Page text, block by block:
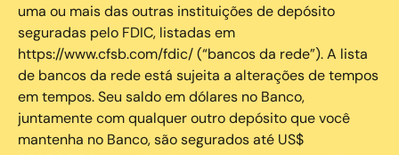
uma ou mais das outras instituições de depósito
seguradas pelo FDIC, listadas em
https://www.cfsb.com/fdic/ (“bancos da rede”). A lista
de bancos da rede está sujeita a alterações de tempos
em tempos. Seu saldo em dólares no Banco,
juntamente com qualquer outro depósito que você
mantenha no Banco, são segurados até US$